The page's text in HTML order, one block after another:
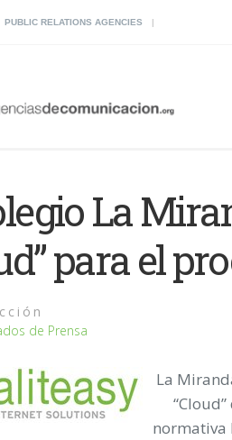
PUBLIC RELATIONS AGENCIES
La
para el
de Prensa
La
normativa